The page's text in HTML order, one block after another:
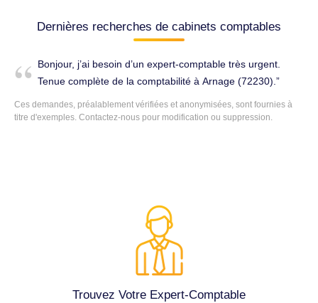
Dernières recherches de cabinets comptables
Bonjour, j’ai besoin d’un expert-comptable très urgent.
Tenue complète de la comptabilité à Arnage (72230).
Ces demandes, préalablement vérifiées et anonymisées, sont fournies à
titre d'exemples. Contactez-nous pour modification ou suppression.
Trouvez Votre Expert-Comptable